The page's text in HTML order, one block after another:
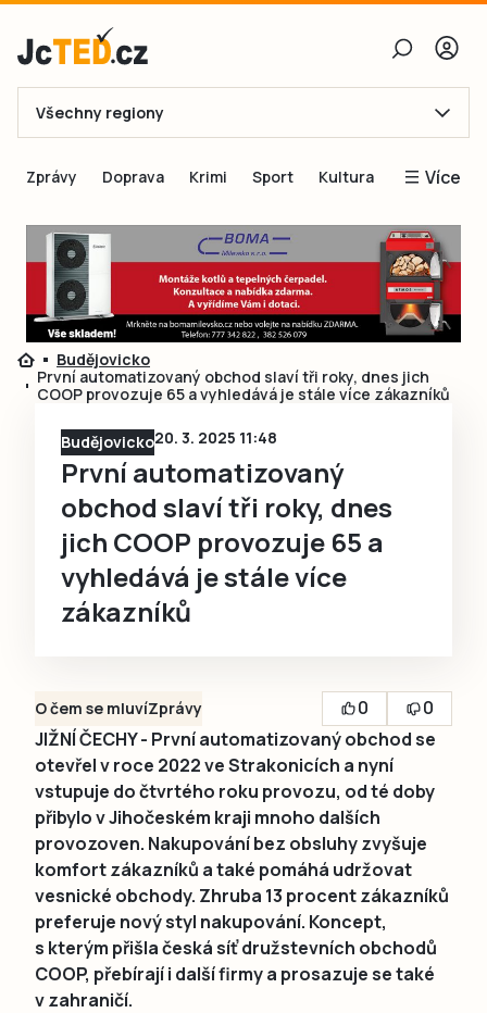
E-mail
Obnovit heslo
Přihlásit se
Přihlásit se přes Facebook
Ještě nemám účet, chci se
Všechny regiony
Zprávy Doprava Krimi Sport Kultura Více
Blogy
Inspirace
Čtenáři píší
Speciální přílohy
Budějovicko
První automatizovaný obchod slaví tři roky, dnes jich
COOP provozuje 65 a vyhledává je stále více zákazníků
Budějovicko20. 3. 2025 11:48
První automatizovaný
obchod slaví tři roky, dnes
jich COOP provozuje 65 a
vyhledává je stále více
zákazníků
O čem se mluvíZprávy 0
0
JIŽNÍ ČECHY - První automatizovaný obchod se
otevřel v roce 2022 ve Strakonicích a nyní
vstupuje do čtvrtého roku provozu, od té doby
přibylo v Jihočeském kraji mnoho dalších
provozoven. Nakupování bez obsluhy zvyšuje
komfort zákazníků a také pomáhá udržovat
vesnické obchody. Zhruba 13 procent zákazníků
preferuje nový styl nakupování. Koncept,
s kterým přišla česká síť družstevních obchodů
COOP, přebírají i další firmy a prosazuje se také
v zahraničí.